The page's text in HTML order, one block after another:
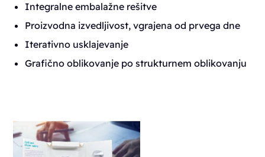
Integralne embalažne rešitve
Proizvodna izvedljivost, vgrajena od prvega dne
Iterativno usklajevanje
Grafično oblikovanje po strukturnem oblikovanju